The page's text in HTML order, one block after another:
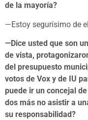
de la mayoría?
—Estoy segurísimo de
—Dice usted que son
de vista,
del presupuesto
votos de Vox y de IU
puede ir un concejal
dos más no asistir a
su responsabilidad?